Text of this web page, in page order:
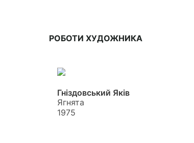
РОБОТИ ХУДОЖНИКА
Гніздовський Яків
Ягнята
1975